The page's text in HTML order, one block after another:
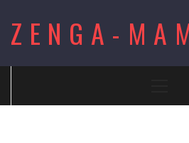
content
ZENGA-